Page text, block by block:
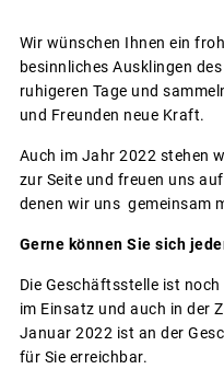
Wir wünschen Ihnen ein
besinnliches Ausklingen
ruhigeren Tage und
und Freunden neue Kraft.
Auch im Jahr 2022 stehen
zur Seite und freuen uns
denen wir uns gemeinsam
Gerne können Sie sich
Die Geschäftsstelle ist
im Einsatz und auch in der
Januar 2022 ist an der
für Sie erreichbar.